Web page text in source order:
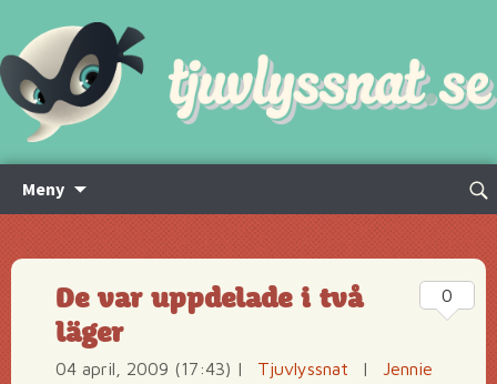
Meny
innehåll
Sök
De var uppdelade i två
läger
04 april, 2009 (17:43) | Tjuvlyssnat |
Jennie
0